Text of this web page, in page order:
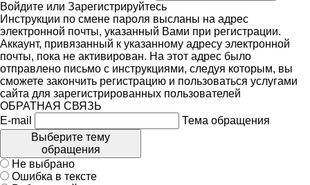
Войдите или Зарегистрируйтесь
Инструкции по смене пароля высланы на адрес
электронной почты, указанный Вами при регистрации.
Аккаунт, привязанный к указанному адресу электронной
почты, пока не активирован. На этот адрес было
отправлено письмо с инструкциями, следуя которым, вы
сможете закончить регистрацию и пользоваться услугами
сайта для зарегистрированных пользователей
ОБРАТНАЯ СВЯЗЬ
E-mail
Тема обращения
Выберите тему
обращения
Не выбрано
Ошибка в тексте